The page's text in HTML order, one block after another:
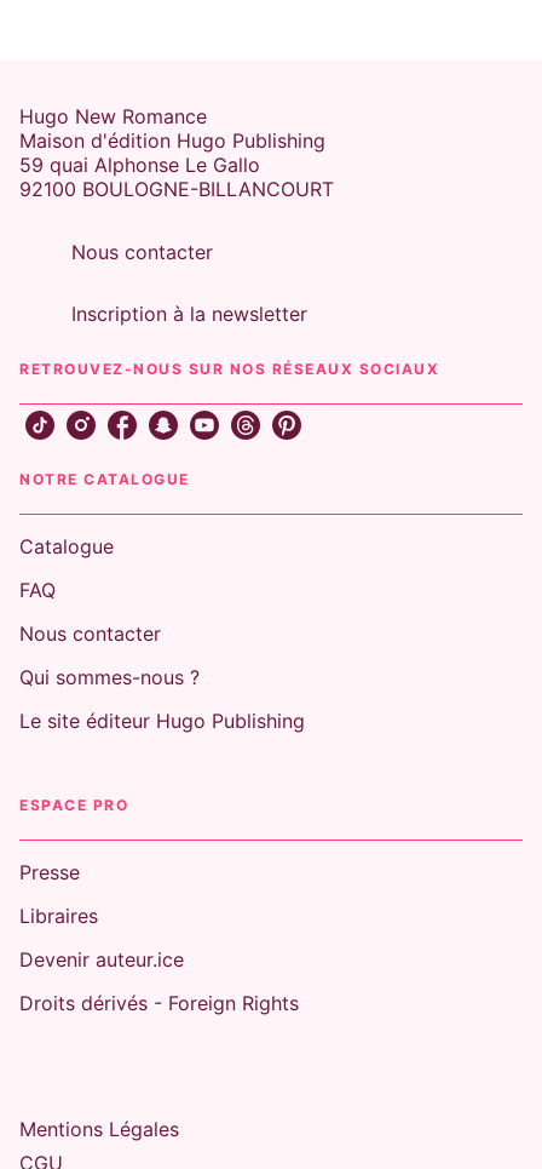
Hugo New Romance
Maison d'édition Hugo Publishing
59 quai Alphonse Le Gallo
92100 BOULOGNE-BILLANCOURT
Nous contacter
Inscription à la newsletter
RETROUVEZ-NOUS SUR NOS RÉSEAUX SOCIAUX
NOTRE CATALOGUE
Catalogue
FAQ
Nous contacter
Qui sommes-nous ?
Le site éditeur Hugo Publishing
ESPACE PRO
Presse
Libraires
Devenir auteur.ice
Droits dérivés - Foreign Rights
Mentions Légales
CGU